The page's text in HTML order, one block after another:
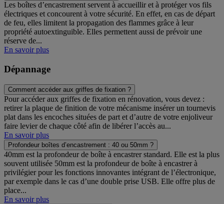
Les boîtes d’encastrement servent à accueillir et à protéger vos fils
électriques et concourent à votre sécurité. En effet, en cas de départ
de feu, elles limitent la propagation des flammes grâce à leur
propriété autoextinguible. Elles permettent aussi de prévoir une
réserve de...
En savoir plus
Dépannage
Comment accéder aux griffes de fixation ?
Pour accéder aux griffes de fixation en rénovation, vous devez :
retirer la plaque de finition de votre mécanisme insérer un tournevis
plat dans les encoches situées de part et d’autre de votre enjoliveur
faire levier de chaque côté afin de libérer l’accès au...
En savoir plus
Profondeur boîtes d’encastrement : 40 ou 50mm ?
40mm est la profondeur de boîte à encastrer standard. Elle est la plus
souvent utilisée 50mm est la profondeur de boîte à encastrer à
privilégier pour les fonctions innovantes intégrant de l’électronique,
par exemple dans le cas d’une double prise USB. Elle offre plus de
place...
En savoir plus